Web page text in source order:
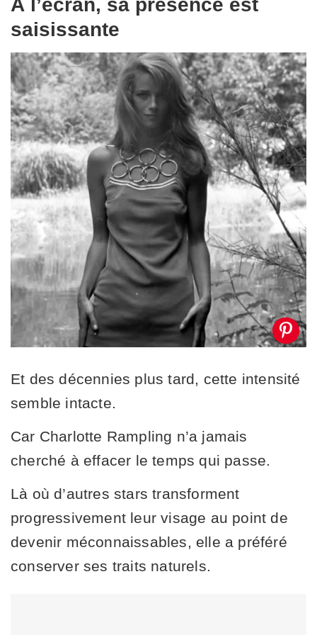
À l’écran, sa présence est
saisissante
Et des décennies plus tard, cette intensité
semble intacte.
Car Charlotte Rampling n’a jamais
cherché à effacer le temps qui passe.
Là où d’autres stars transforment
progressivement leur visage au point de
devenir méconnaissables, elle a préféré
conserver ses traits naturels.